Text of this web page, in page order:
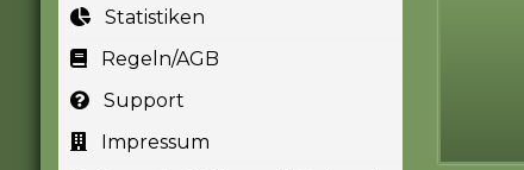
Statistiken
Regeln/AGB
Support
Impressum